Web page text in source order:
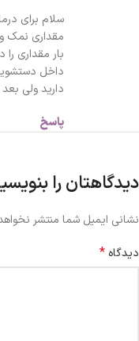
سلام برای
مقداری نمک
داخل
دارید ولی
پاسخ
دیدگاهتان را
نشانی ایمیل شما منتشر
دیدگاه *